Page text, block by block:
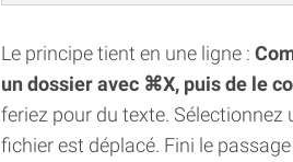
Le principe tient en une ligne :
un dossier avec ⌘X, puis de le
feriez pour du texte.
fichier est déplacé. Fini le